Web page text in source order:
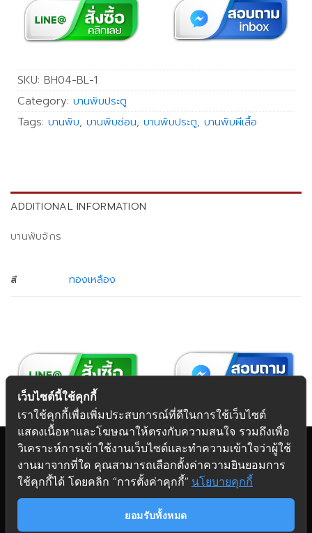
SKU: BH04-BL-1
Category: บานพับประตู
Tags: บานพับ, บานพับซ่อน, บานพับประตู, บานพับผีเสื้อ
ADDITIONAL INFORMATION
บานพับจักร
สี ทองเหลือง
Copyright 2026 © Futuretech Intermarketing Co., Ltd.
ศูนย์รวมอุปกรณ์เฟอร์นิเจอร์ครบวงจร
เว็บไซต์นี้ใช้คุกกี้
เราใช้คุกกี้เพื่อเพิ่มประสบการณ์ที่ดีในการใช้เว็บไซต์
แสดงเนื้อหาและโฆษณาให้ตรงกับความสนใจ รวมถึงเพื่อ
วิเคราะห์การเข้าใช้งานเว็บไซต์และทำความเข้าใจว่าผู้ใช้
งานมาจากที่ใด คุณสามารถเลือกตั้งค่าความยินยอมการ
ใช้คุกกี้ได้ โดยคลิก “การตั้งค่าคุกกี้” นโยบายคุกกี้
ยอมรับทั้งหมด